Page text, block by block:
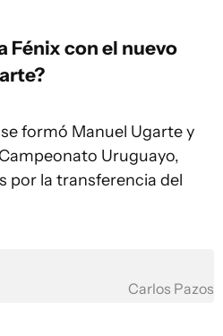
Fénix con el nuevo
formó Manuel Ugarte y
Uruguayo,
por la transferencia del
Carlos Pazos